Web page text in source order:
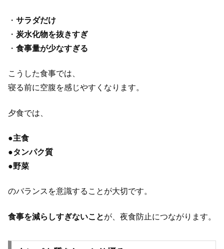
・ サラダだけ
・ 炭水化物を抜きすぎ
・ 食事量が少なすぎる
こうした食事では、
寝る前に空腹を感じやすくなります。
夕食では、
●主食
●タンパク質
●野菜
のバランスを意識することが大切です。
食事を減らしすぎないことが、夜食防止につながります。